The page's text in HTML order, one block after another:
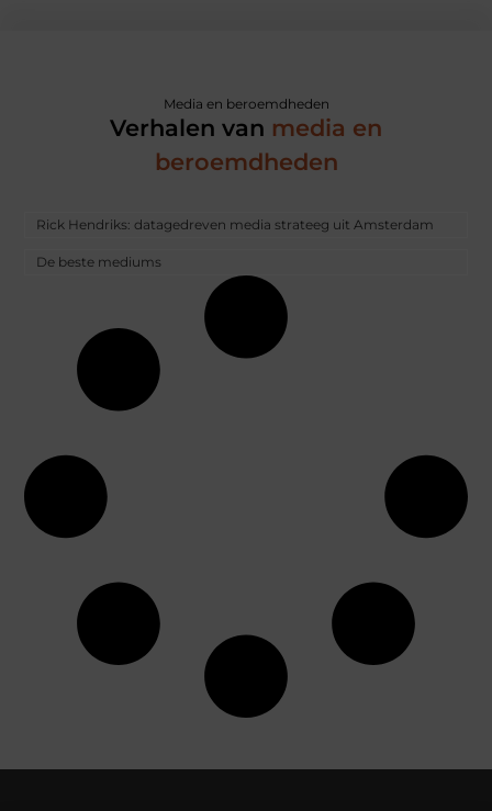
Media en beroemdheden
Verhalen van media en
beroemdheden
Rick Hendriks: datagedreven media strateeg uit Amsterdam
De beste mediums